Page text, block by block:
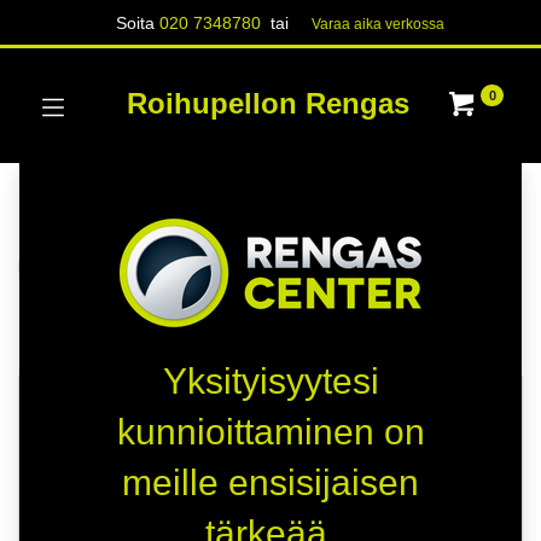
Soita020 7348780 tai Varaa aika verk​​​​ossa
Roihupellon Rengas 0
RENKAAT
TOIMITUSAIKA 5 PÄIVÄÄ
Yksityisyytesi
kunnioittaminen on
meille ensisijaisen